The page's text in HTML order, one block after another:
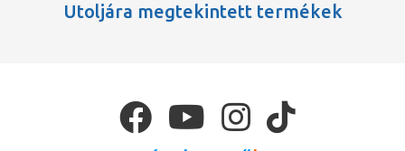
Utoljára megtekintett termékek